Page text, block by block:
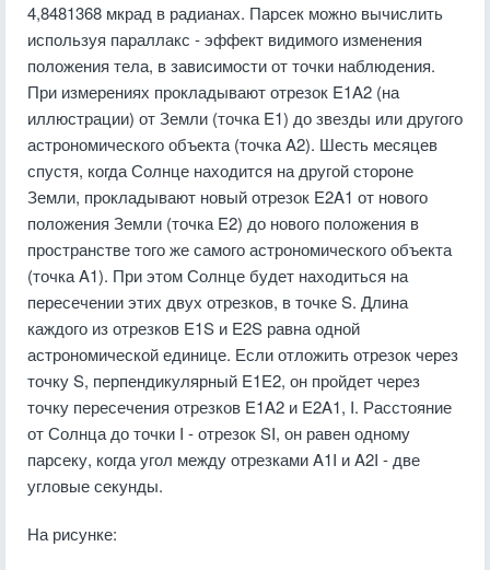
4,8481368 мкрад в радианах. Парсек можно вычислить
используя параллакс - эффект видимого изменения
положения тела, в зависимости от точки наблюдения.
При измерениях прокладывают отрезок E1A2 (на
иллюстрации) от Земли (точка E1) до звезды или другого
астрономического объекта (точка A2). Шесть месяцев
спустя, когда Солнце находится на другой стороне
Земли, прокладывают новый отрезок E2A1 от нового
положения Земли (точка E2) до нового положения в
пространстве того же самого астрономического объекта
(точка A1). При этом Солнце будет находиться на
пересечении этих двух отрезков, в точке S. Длина
каждого из отрезков E1S и E2S равна одной
астрономической единице. Если отложить отрезок через
точку S, перпендикулярный E1E2, он пройдет через
точку пересечения отрезков E1A2 и E2A1, I. Расстояние
от Солнца до точки I - отрезок SI, он равен одному
парсеку, когда угол между отрезками A1I и A2I - две
угловые секунды.
На рисунке: